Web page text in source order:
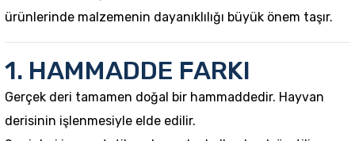
ürünlerinde malzemenin dayanıklılığı büyük önem taşır.
1. HAMMADDE FARKI
Gerçek deri tamamen doğal bir hammaddedir. Hayvan
derisinin işlenmesiyle elde edilir.